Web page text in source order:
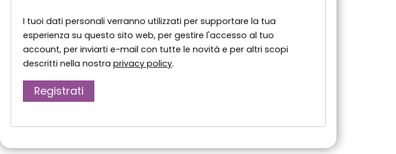
I tuoi dati personali verranno utilizzati per supportare la tua
esperienza su questo sito web, per gestire l'accesso al tuo
account, per inviarti e-mail con tutte le novità e per altri scopi
descritti nella nostra privacy policy.
Registrati